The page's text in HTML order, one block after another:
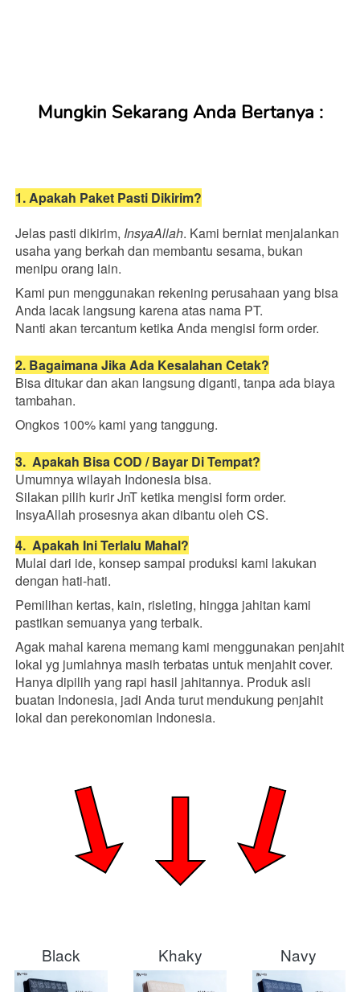
Mungkin Sekarang Anda Bertanya :
1. Apakah Paket Pasti Dikirim?
Jelas pasti dikirim, InsyaAllah. Kami berniat menjalankan
usaha yang berkah dan membantu sesama, bukan
menipu orang lain.
Kami pun menggunakan rekening perusahaan yang bisa
Anda lacak langsung karena atas nama PT.
Nanti akan tercantum ketika Anda mengisi form order.
2. Bagaimana Jika Ada Kesalahan Cetak?
Bisa ditukar dan akan langsung diganti, tanpa ada biaya
tambahan.
Ongkos 100% kami yang tanggung.
3.  Apakah Bisa COD / Bayar Di Tempat?
Umumnya wilayah Indonesia bisa.
Silakan pilih kurir JnT ketika mengisi form order.
InsyaAllah prosesnya akan dibantu oleh CS.
4.  Apakah Ini Terlalu Mahal?
Mulai dari ide, konsep sampai produksi kami lakukan
dengan hati-hati.
Pemilihan kertas, kain, risleting, hingga jahitan kami
pastikan semuanya yang terbaik.
Agak mahal karena memang kami menggunakan penjahit
lokal yg jumlahnya masih terbatas untuk menjahit cover.
Hanya dipilih yang rapi hasil jahitannya. Produk asli
buatan Indonesia, jadi Anda turut mendukung penjahit
lokal dan perekonomian Indonesia.
Black Khaky Navy